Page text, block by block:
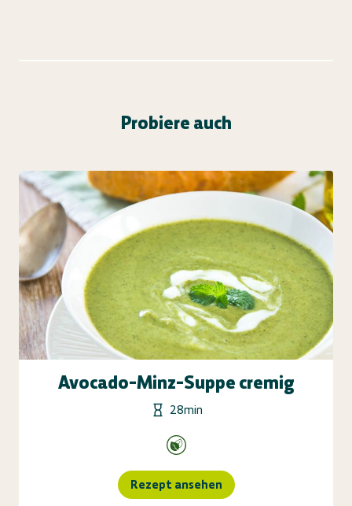
Probiere auch
Avocado-Minz-Suppe cremig
28min
Rezept ansehen